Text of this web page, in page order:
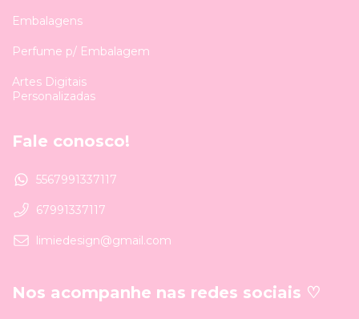
Embalagens
Perfume p/ Embalagem
Artes Digitais
Personalizadas
Fale conosco!
5567991337117
67991337117
limiedesign@gmail.com
Nos acompanhe nas redes sociais ♡